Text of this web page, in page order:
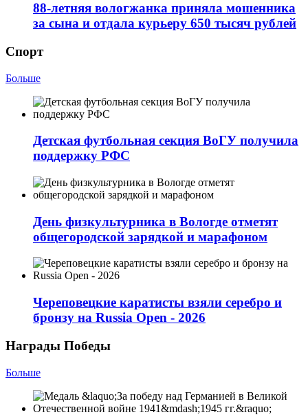
88-летняя вологжанка приняла мошенника
за сына и отдала курьеру 650 тысяч рублей
Спорт
Больше
Детская футбольная секция ВоГУ получила
поддержку РФС
День физкультурника в Вологде отметят
общегородской зарядкой и марафоном
Череповецкие каратисты взяли серебро и
бронзу на Russia Open - 2026
Награды Победы
Больше